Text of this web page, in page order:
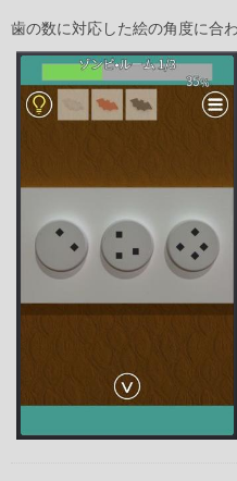
歯の数に対応した絵の角度に合